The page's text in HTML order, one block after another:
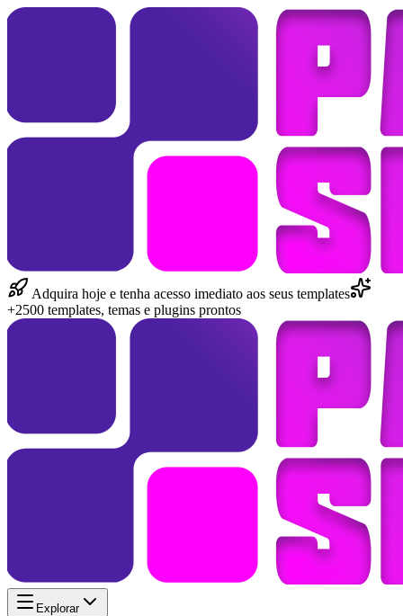
Adquira hoje e tenha acesso imediato aos seus templates
+2500 templates, temas e plugins prontos
Explorar